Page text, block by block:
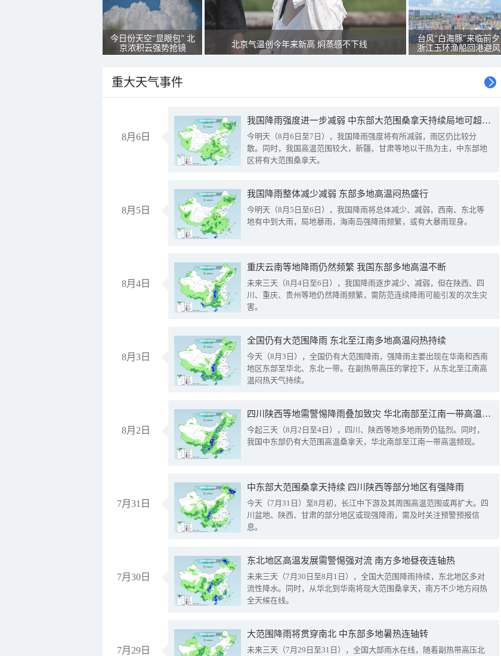
今日份天空“显眼包” 北
京浓积云强势抢镜
北京气温创今年来新高 焖蒸感不下线
台风“白海豚”来临前夕
浙江玉环渔船回港避风
重大天气事件
8月6日
我国降雨强度进一步减弱 中东部大范围桑拿天持续局地可超38℃
今明天（8月6日至7日），我国降雨强度将有所减弱，雨区仍比较分
散。同时，我国高温范围较大，新疆、甘肃等地以干热为主，中东部地
区将有大范围桑拿天。
8月5日
我国降雨整体减少减弱 东部多地高温闷热盛行
今明天（8月5日至6日），我国降雨将总体减少、减弱，西南、东北等
地有中到大雨，局地暴雨，海南岛强降雨频繁，或有大暴雨现身。
8月4日
重庆云南等地降雨仍然频繁 我国东部多地高温不断
未来三天（8月4日至6日），我国降雨逐步减少、减弱，但在陕西、四
川、重庆、贵州等地仍然降雨频繁，需防范连续降雨可能引发的次生灾
害。
8月3日
全国仍有大范围降雨 东北至江南多地高温闷热持续
今天（8月3日），全国仍有大范围降雨，强降雨主要出现在华南和西南
地区东部至华北、东北一带。在副热带高压的掌控下，从东北至江南高
温闷热天气持续。
8月2日
四川陕西等地需警惕降雨叠加致灾 华北南部至江南一带高温频现
今起三天（8月2日至4日），四川、陕西等地多地雨势仍猛烈。同时，
我国中东部仍有大范围高温桑拿天，华北南部至江南一带高温频现。
7月31日
中东部大范围桑拿天持续 四川陕西等部分地区有强降雨
今天（7月31日）至8月初，长江中下游及其周围高温范围或再扩大。四
川盆地、陕西、甘肃的部分地区或现强降雨，需及时关注预警预报信
息。
7月30日
东北地区高温发展需警惕强对流 南方多地昼夜连轴热
未来三天（7月30日至8月1日），全国大范围降雨持续，东北地区多对
流性降水。同时，从华北到华南将现大范围桑拿天，南方不少地方闷热
全天候在线。
7月29日
大范围降雨将贯穿南北 中东部多地暑热连轴转
未来三天（7月29日至31日），全国大部雨水在线，随着副热带高压北